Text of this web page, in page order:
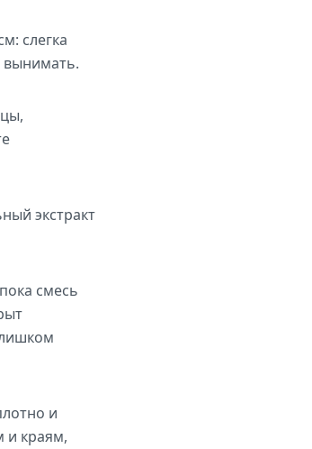
слегка
вынимать.
экстракт
смесь
и
и краям,